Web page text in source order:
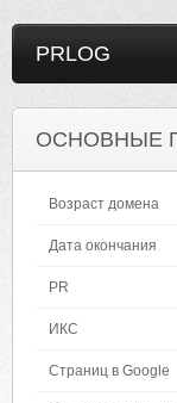
PRLOG
ОСНОВНЫЕ
Возраст домена
Дата окончания
PR
ИКС
Страниц в Google